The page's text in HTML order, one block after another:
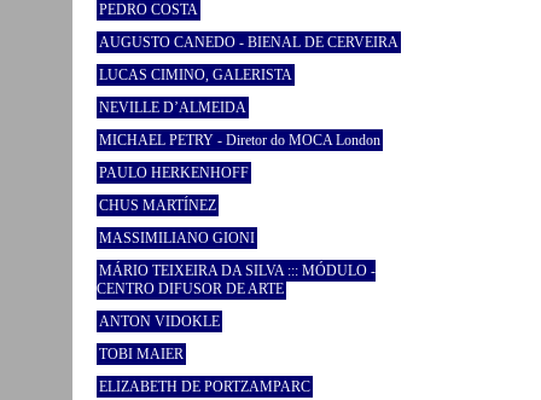
PEDRO COSTA
AUGUSTO CANEDO - BIENAL DE CERVEIRA
LUCAS CIMINO, GALERISTA
NEVILLE D’ALMEIDA
MICHAEL PETRY - Diretor do MOCA London
PAULO HERKENHOFF
CHUS MARTÍNEZ
MASSIMILIANO GIONI
MÁRIO TEIXEIRA DA SILVA ::: MÓDULO -
CENTRO DIFUSOR DE ARTE
ANTON VIDOKLE
TOBI MAIER
ELIZABETH DE PORTZAMPARC